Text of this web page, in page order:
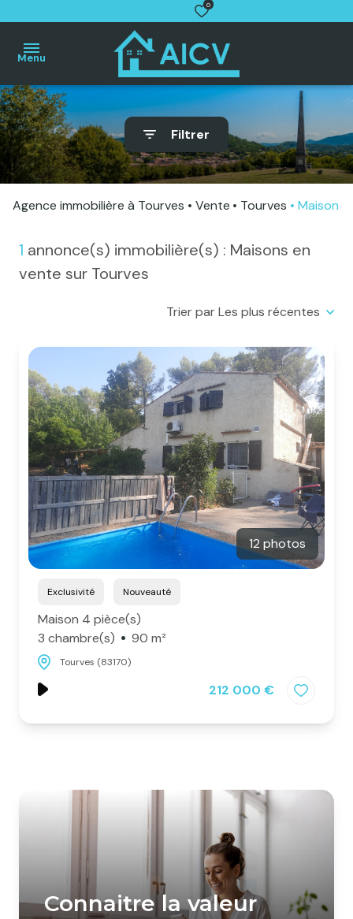
0
Menu
Accueil
Villas
Maisons
de
village
Terrains
Autres
Contact
Filtrer
Agence immobilière à Tourves Vente Tourves Maison
1 annonce(s) immobilière(s) : Maisons en
vente sur Tourves
Trier par Les plus récentes
12 photos
Exclusivité Nouveauté
Maison 4 pièce(s)
3 chambre(s)
90 m²
Tourves (83170)
212 000 €
Connaitre la valeur